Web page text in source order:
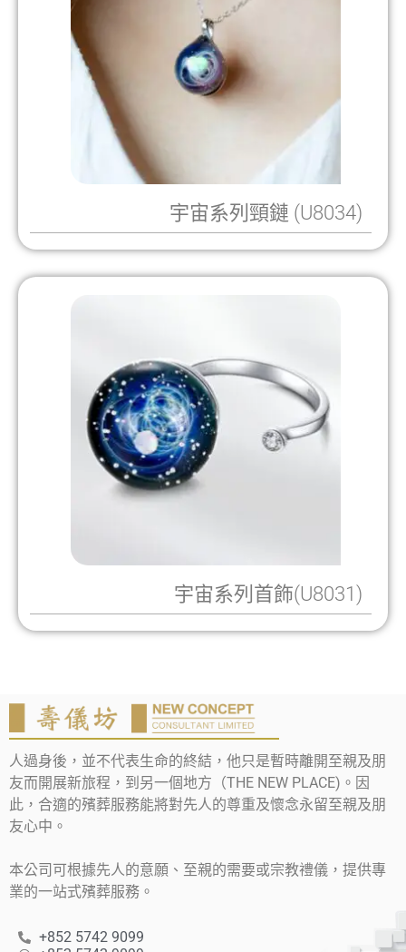
宇宙系列頸鏈 (U8034)
宇宙系列首飾(U8031)
人過身後，並不代表生命的終結，他只是暫時離開至親及朋
友而開展新旅程，到另一個地方（THE NEW PLACE)。因
此，合適的殯葬服務能將對先人的尊重及懷念永留至親及朋
友心中。
本公司可根據先人的意願、至親的需要或宗教禮儀，提供專
業的一站式殯葬服務。
+852 5742 9099